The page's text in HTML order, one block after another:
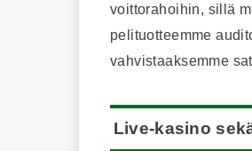
voittorahoihin, sillä
pelituotteemme
vahvistaaksemme
Live-kasino